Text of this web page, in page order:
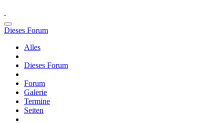
Dieses Forum
Alles
Dieses Forum
Forum
Galerie
Termine
Seiten